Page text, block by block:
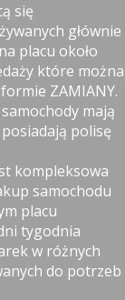
się
głównie
placu około
które można
ZAMIANY.
mają
polisę
kompleksowa
samochodu
placu
tygodnia
w różnych
do potrzeb